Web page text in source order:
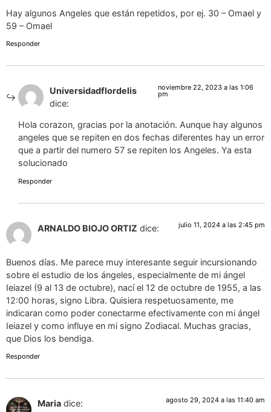
Hay algunos Angeles que están repetidos, por ej. 30 – Omael y
59 – Omael
Responder
Universidadflordelis
dice:
noviembre 22, 2023 a las 1:06
pm
Hola corazon, gracias por la anotación. Aunque hay algunos
angeles que se repiten en dos fechas diferentes hay un error
que a partir del numero 57 se repiten los Angeles. Ya esta
solucionado
Responder
ARNALDO BIOJO ORTIZ dice: julio 11, 2024 a las 2:45 pm
Buenos días. Me parece muy interesante seguir incursionando
sobre el estudio de los ángeles, especialmente de mi ángel
Ieiazel (9 al 13 de octubre), nací el 12 de octubre de 1955, a las
12:00 horas, signo Libra. Quisiera respetuosamente, me
indicaran como poder conectarme efectivamente con mi ángel
Ieiazel y como influye en mi signo Zodiacal. Muchas gracias,
que Dios los bendiga.
Responder
Maria dice: agosto 29, 2024 a las 11:40 am